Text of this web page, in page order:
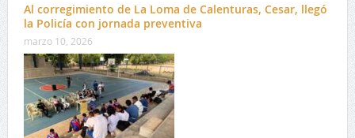
Al corregimiento de La Loma de Calenturas, Cesar, llegó
la Policía con jornada preventiva
marzo 10, 2026